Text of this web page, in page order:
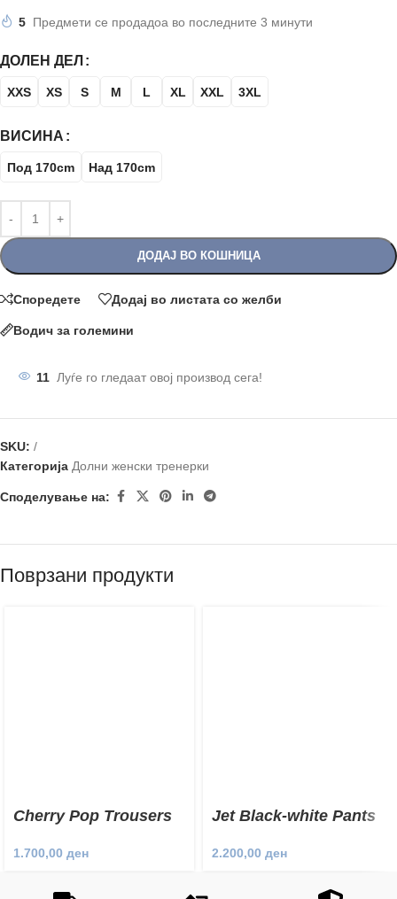
5 Предмети се продадоа во последните 3 минути
ДОЛЕН ДЕЛ
XXS XS S M L XL XXL 3XL
ВИСИНА
Под 170cm Над 170cm
ДОДАЈ ВО КОШНИЦА
Споредете Додај во листата со желби
Водич за големини
11 Луѓе го гледаат овој производ сега!
SKU: /
Категорија Долни женски тренерки
Споделување на:
Поврзани продукти
Cherry Pop Trousers
1.700,00 ден
Jet Black-white Pants
2.200,00 ден